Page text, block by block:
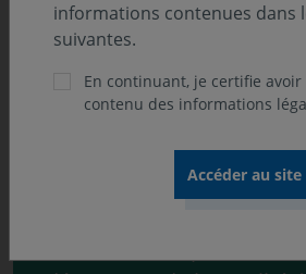
ONdécrypte l'hebdo
informations contenues dans
suivantes.
En continuant, je certifie
contenu des informations